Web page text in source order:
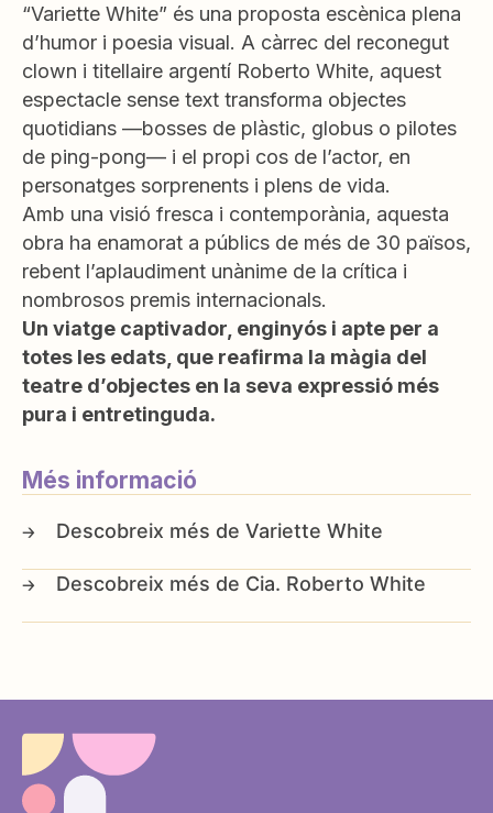
“Variette White” és una proposta escènica plena
d’humor i poesia visual. A càrrec del reconegut
clown i titellaire argentí Roberto White, aquest
espectacle sense text transforma objectes
quotidians —bosses de plàstic, globus o pilotes
de ping-pong— i el propi cos de l’actor, en
personatges sorprenents i plens de vida.
Amb una visió fresca i contemporània, aquesta
obra ha enamorat a públics de més de 30 països,
rebent l’aplaudiment unànime de la crítica i
nombrosos premis internacionals.
Un viatge captivador, enginyós i apte per a
totes les edats, que reafirma la màgia del
teatre d’objectes en la seva expressió més
pura i entretinguda.
Més informació
Variette White
Cia. Roberto White